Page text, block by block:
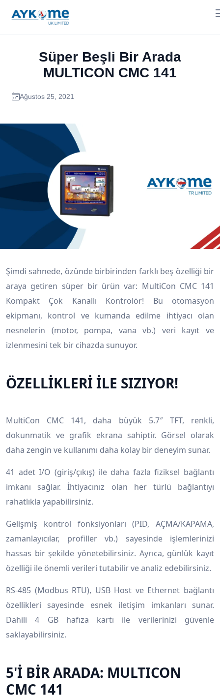
Süper Beşli Bir Arada
MULTICON CMC 141
Ağustos 25, 2021
Şimdi sahnede, özünde birbirinden farklı beş özelliği bir
araya getiren süper bir ürün var: MultiCon CMC 141
Kompakt Çok Kanallı Kontrolör! Bu otomasyon
ekipmanı, kontrol ve kumanda edilme ihtiyacı olan
nesnelerin (motor, pompa, vana vb.) veri kayıt ve
izlenmesini tek bir cihazda sunuyor.
ÖZELLİKLERİ İLE SIZIYOR!
MultiCon CMC 141, daha büyük 5.7″ TFT, renkli,
dokunmatik ve grafik ekrana sahiptir. Görsel olarak
daha zengin ve kullanımı daha kolay bir deneyim sunar.
41 adet I/O (giriş/çıkış) ile daha fazla fiziksel bağlantı
imkanı sağlar. İhtiyacınız olan her türlü bağlantıyı
rahatlıkla yapabilirsiniz.
Gelişmiş kontrol fonksiyonları (PID, AÇMA/KAPAMA,
zamanlayıcılar, profiller vb.) sayesinde işlemlerinizi
hassas bir şekilde yönetebilirsiniz. Ayrıca, günlük kayıt
özelliği ile önemli verileri tutabilir ve analiz edebilirsiniz.
RS-485 (Modbus RTU), USB Host ve Ethernet bağlantı
özellikleri sayesinde esnek iletişim imkanları sunar.
Dahili 4 GB hafıza kartı ile verilerinizi güvenle
saklayabilirsiniz.
5'İ BİR ARADA: MULTICON
CMC 141